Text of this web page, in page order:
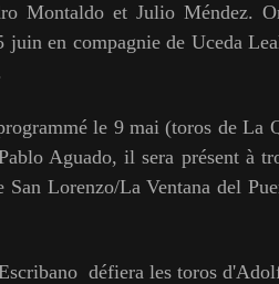
Montaldo et Julio Méndez.
juin en compagnie de Uceda
le 9 mai (toros de La
Aguado, il sera présent à
San Lorenzo/La Ventana del
défiera les toros